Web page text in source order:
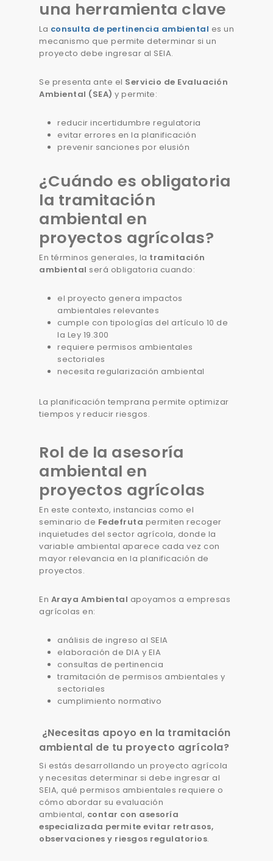
una herramienta clave
La consulta de pertinencia ambiental es un
mecanismo que permite determinar si un
proyecto debe ingresar al SEIA.
Se presenta ante el Servicio de Evaluación
Ambiental (SEA) y permite:
reducir incertidumbre regulatoria
evitar errores en la planificación
prevenir sanciones por elusión
¿Cuándo es obligatoria
la tramitación
ambiental en
proyectos agrícolas?
En términos generales, la tramitación
ambiental será obligatoria cuando:
el proyecto genera impactos
ambientales relevantes
cumple con tipologías del artículo 10 de
la Ley 19.300
requiere permisos ambientales
sectoriales
necesita regularización ambiental
La planificación temprana permite optimizar
tiempos y reducir riesgos.
Rol de la asesoría
ambiental en
proyectos agrícolas
En este contexto, instancias como el
seminario de Fedefruta permiten recoger
inquietudes del sector agrícola, donde la
variable ambiental aparece cada vez con
mayor relevancia en la planificación de
proyectos.
En Araya Ambiental apoyamos a empresas
agrícolas en:
análisis de ingreso al SEIA
elaboración de DIA y EIA
consultas de pertinencia
tramitación de permisos ambientales y
sectoriales
cumplimiento normativo
¿Necesitas apoyo en la tramitación
ambiental de tu proyecto agrícola?
Si estás desarrollando un proyecto agrícola
y necesitas determinar si debe ingresar al
SEIA, qué permisos ambientales requiere o
cómo abordar su evaluación
ambiental, contar con asesoría
especializada permite evitar retrasos,
observaciones y riesgos regulatorios.